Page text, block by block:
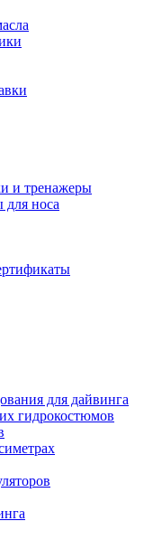
и тренажеры
носа
для дайвинга
гидрокостюмов